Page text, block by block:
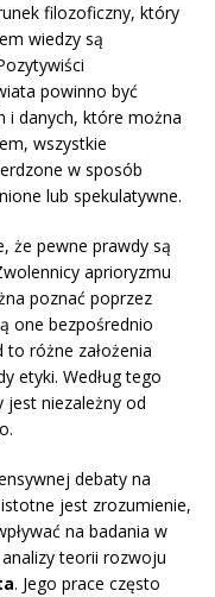
filozoficzny, który
wiedzy są
powinno być
i danych, które można
wszystkie
w sposób
lub spekulatywne.
że pewne prawdy są
aprioryzmu
poznać poprzez
one bezpośrednio
to różne założenia
etyki. Według tego
niezależny od
debaty na
jest zrozumienie,
na badania w
teorii rozwoju
. Jego prace często